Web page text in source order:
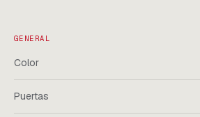
GENERAL
Color
Puertas